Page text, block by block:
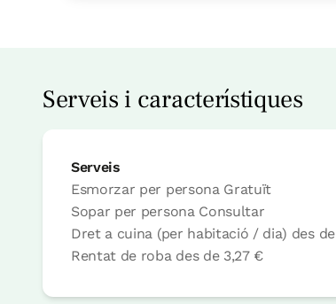
Habitació
Habitació - 1 llit gran
Serveis i característiques
Serveis
Esmorzar per persona Gratuït
Sopar per persona Consultar
Dret a cuina (per habitació / dia) des de
Rentat de roba des de 3,27 €